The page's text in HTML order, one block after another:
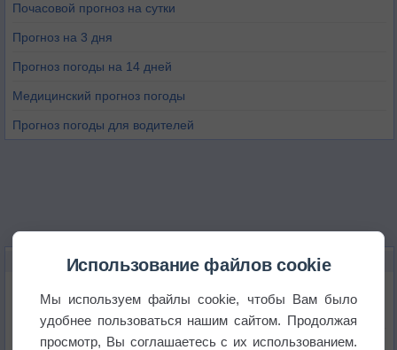
Почасовой прогноз на сутки
Прогноз на 3 дня
Прогноз погоды на 14 дней
Медицинский прогноз погоды
Прогноз погоды для водителей
НОВОЕ О ПОГОДЕ
историю
В Центральной России наступают самые жаркие
Использование файлов cookie
Мы используем файлы cookie, чтобы Вам было
удобнее пользоваться нашим сайтом. Продолжая
просмотр, Вы соглашаетесь с их использованием.